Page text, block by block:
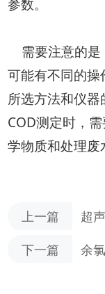
参数。
需要注意的是
可能有不同的
所选方法和仪
COD测定时，
学物质和处理废
上一篇
超
称傻瓜式的神器
下一篇
余